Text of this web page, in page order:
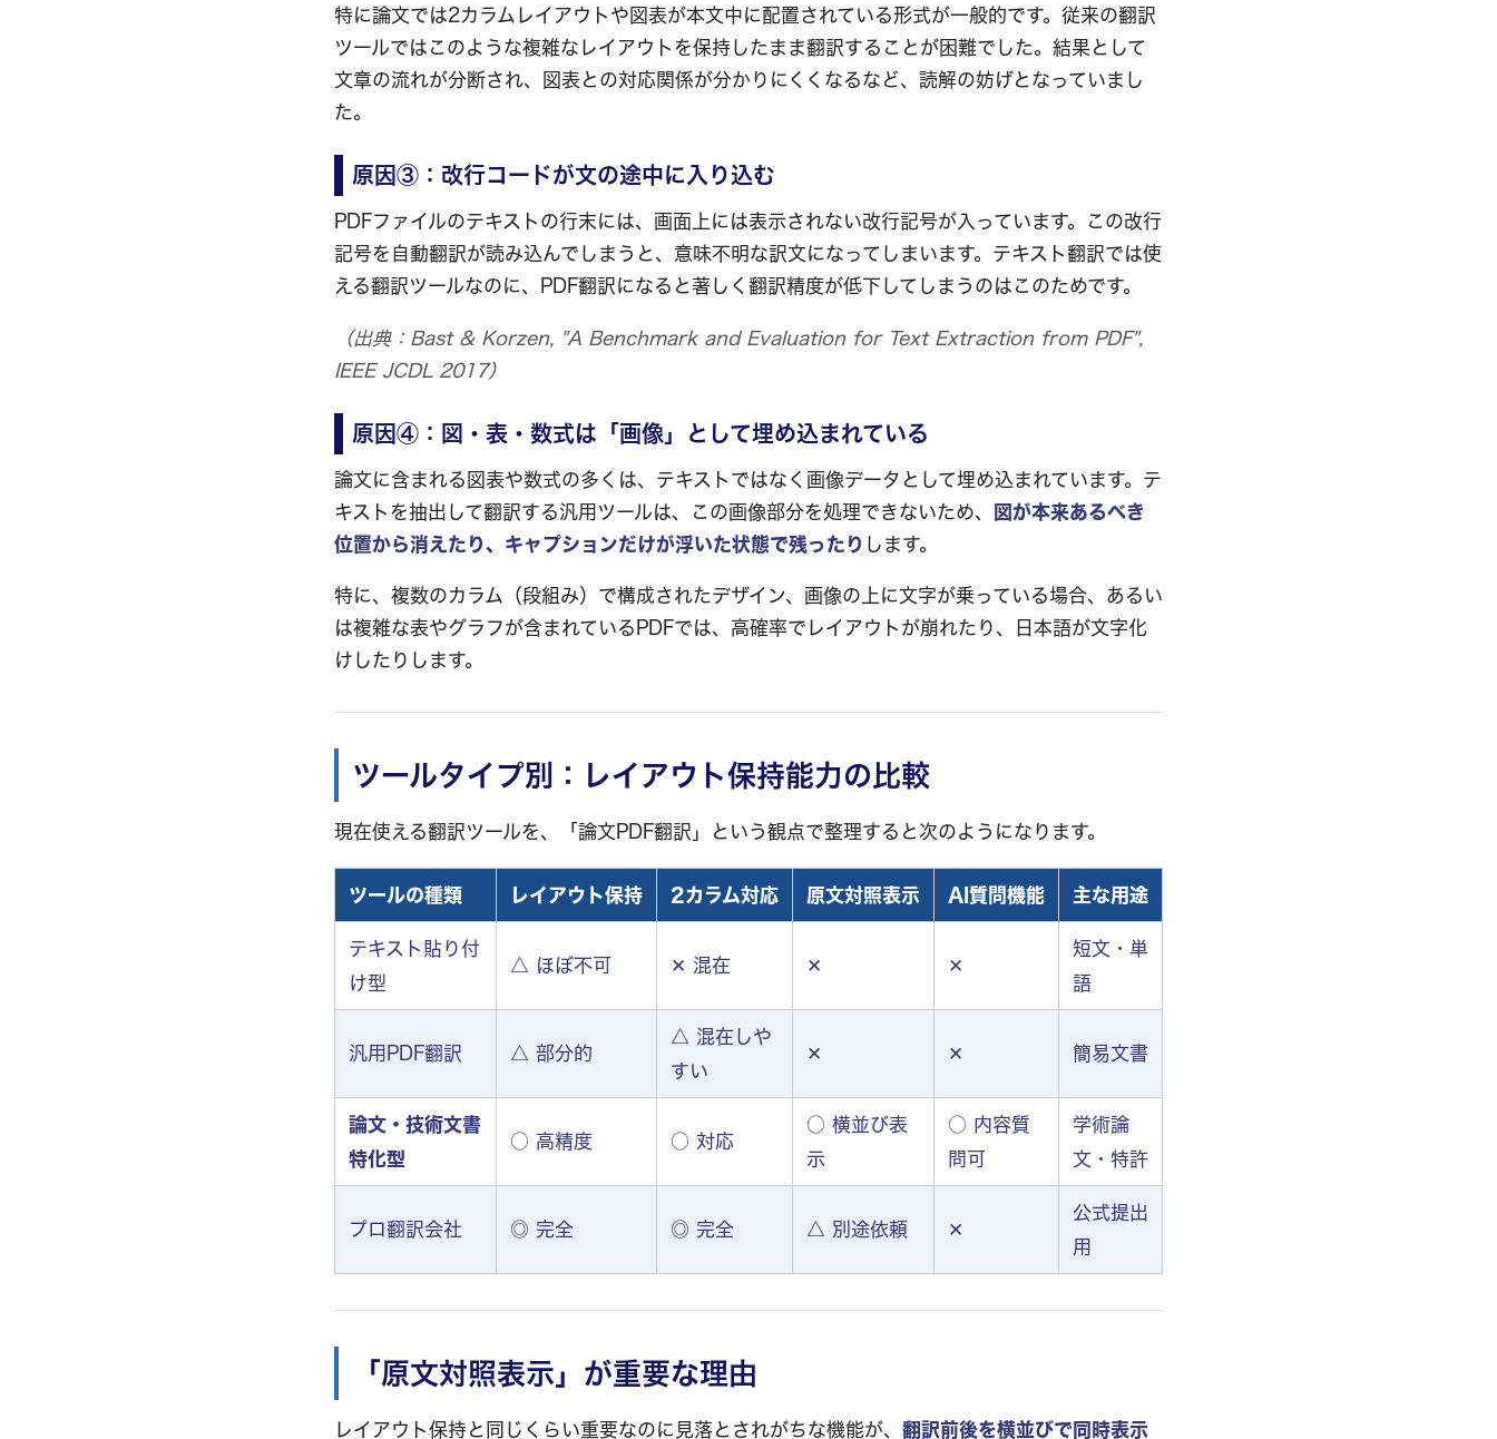
特に論文では2カラムレイアウトや図表が本文中に配置されている形式が一般的です。従来の翻訳
ツールではこのような複雑なレイアウトを保持したまま翻訳することが困難でした。結果として
文章の流れが分断され、図表との対応関係が分かりにくくなるなど、読解の妨げとなっていまし
た。
原因③：改行コードが文の途中に入り込む
PDFファイルのテキストの行末には、画面上には表示されない改行記号が入っています。この改行
記号を自動翻訳が読み込んでしまうと、意味不明な訳文になってしまいます。テキスト翻訳では使
える翻訳ツールなのに、PDF翻訳になると著しく翻訳精度が低下してしまうのはこのためです。
（出典：Bast & Korzen, "A Benchmark and Evaluation for Text Extraction from PDF",
IEEE JCDL 2017）
原因④：図・表・数式は「画像」として埋め込まれている
論文に含まれる図表や数式の多くは、テキストではなく画像データとして埋め込まれています。テ
キストを抽出して翻訳する汎用ツールは、この画像部分を処理できないため、
図が本来あるべき
位置から消えたり、キャプションだけが浮いた状態で残ったり します。
特に、複数のカラム（段組み）で構成されたデザイン、画像の上に文字が乗っている場合、あるい
は複雑な表やグラフが含まれているPDFでは、高確率でレイアウトが崩れたり、日本語が文字化
けしたりします。
ツールタイプ別：レイアウト保持能力の比較
現在使える翻訳ツールを、「論文PDF翻訳」という観点で整理すると次のようになります。
ツールの種類 レイアウト保持 2カラム対応 原文対照表示 AI質問機能 主な用途
テキスト貼り付
け型
△ ほぼ不可 ✕ 混在 ✕ ✕
短文・単
語
汎用PDF翻訳 △ 部分的
△ 混在しや
すい
✕ ✕ 簡易文書
論文・技術文書
特化型
○ 高精度 ○ 対応
○ 横並び表
示
○ 内容質
問可
学術論
文・特許
プロ翻訳会社 ◎ 完全 ◎ 完全 △ 別途依頼 ✕
公式提出
用
「原文対照表示」が重要な理由
レイアウト保持と同じくらい重要なのに見落とされがちな機能が、 翻訳前後を横並びで同時表示